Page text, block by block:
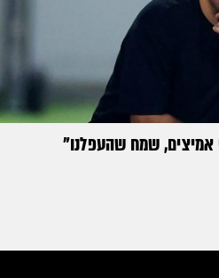
אמיצים, שמח שהעפלנו"